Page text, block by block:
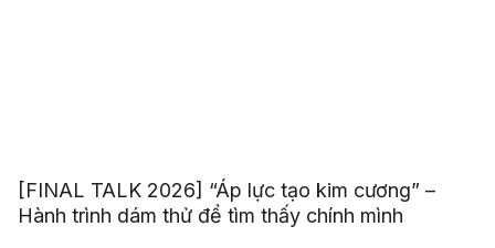
[FINAL TALK 2026] “Áp lực tạo kim cương” –
Hành trình dám thử để tìm thấy chính mình